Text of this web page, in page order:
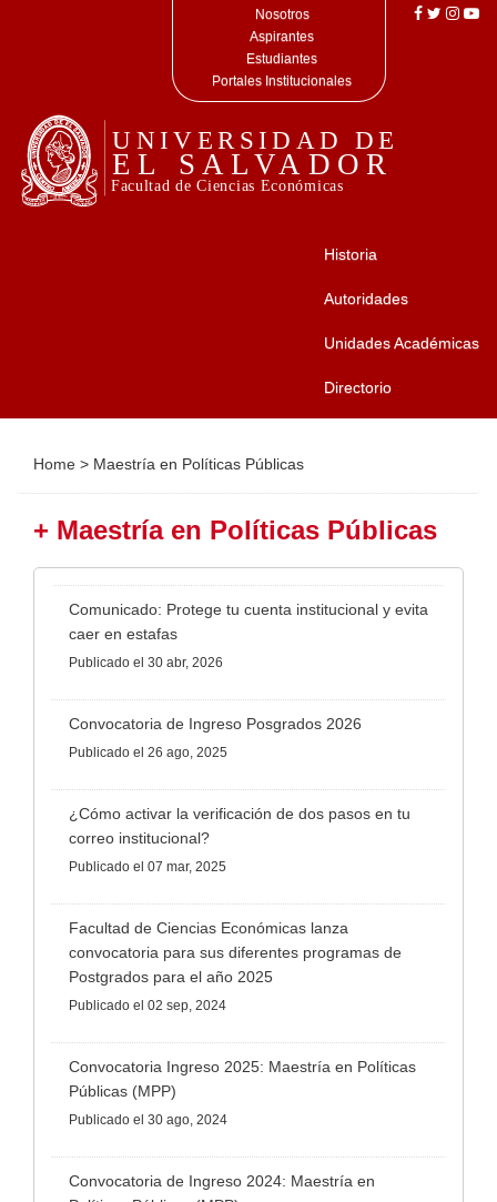
Nosotros
Aspirantes
Estudiantes
Portales Institucionales
Historia
Autoridades
Unidades Académicas
Directorio
Home > Maestría en Políticas Públicas
+ Maestría en Políticas Públicas
Comunicado: Protege tu cuenta institucional y evita
caer en estafas
Publicado el 30 abr, 2026
Convocatoria de Ingreso Posgrados 2026
Publicado el 26 ago, 2025
¿Cómo activar la verificación de dos pasos en tu
correo institucional?
Publicado el 07 mar, 2025
Facultad de Ciencias Económicas lanza
convocatoria para sus diferentes programas de
Postgrados para el año 2025
Publicado el 02 sep, 2024
Convocatoria Ingreso 2025: Maestría en Políticas
Públicas (MPP)
Publicado el 30 ago, 2024
Convocatoria de Ingreso 2024: Maestría en